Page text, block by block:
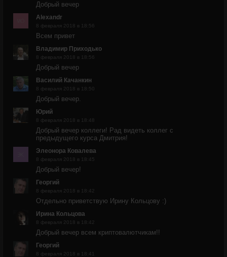
Добрый вечер
Alexandr
8 февраля 2018 в 18:56
Всем привет
Владимир Приходько
8 февраля 2018 в 18:56
Добрый вечер
Василий Качанкин
8 февраля 2018 в 18:50
Добрый вечер.
Юрий
8 февраля 2018 в 18:48
Добрый вечер коллеги! Рад видеть коллег с
предыдущего курса Дмитрия!
Элеонора Ковалева
8 февраля 2018 в 18:45
Добрый вечер!
Георгий
8 февраля 2018 в 18:42
Отдельно приветствую Ирину Кольцову :)
Ирина Кольцова
8 февраля 2018 в 18:42
Добрый вечер всем криптовалютчикам!!
Георгий
8 февраля 2018 в 18:41